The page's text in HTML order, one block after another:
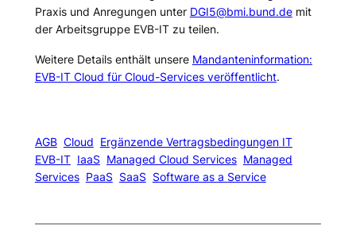
Praxis und Anregungen unter DGI5@bmi.bund.demit
der Arbeitsgruppe EVB-IT zu teilen.
Weitere Details enthält unsere Mandanteninformation:
EVB-IT Cloud für Cloud-Services veröffentlicht.
AGB Cloud Ergänzende Vertragsbedingungen IT
EVB-IT IaaS Managed Cloud Services Managed
Services PaaS SaaS Software as a Service